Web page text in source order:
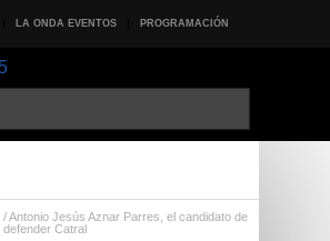
LA ONDA EVENTOS PROGRAMACIÓN
/Antonio Jesús Aznar Parres, el candidato de
Catral